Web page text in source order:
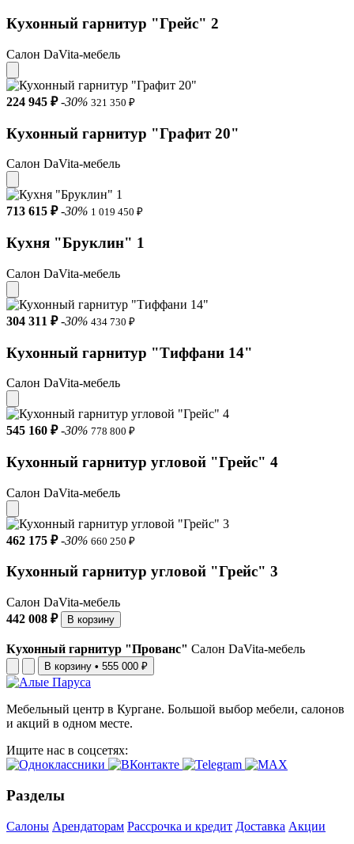
Кухонный гарнитур "Грейс" 2
Салон DaVita-мебель
224 945 ₽ -30% 321 350 ₽
Кухонный гарнитур "Графит 20"
Салон DaVita-мебель
713 615 ₽ -30% 1 019 450 ₽
Кухня "Бруклин" 1
Салон DaVita-мебель
304 311 ₽ -30% 434 730 ₽
Кухонный гарнитур "Тиффани 14"
Салон DaVita-мебель
545 160 ₽ -30% 778 800 ₽
Кухонный гарнитур угловой "Грейс" 4
Салон DaVita-мебель
462 175 ₽ -30% 660 250 ₽
Кухонный гарнитур угловой "Грейс" 3
Салон DaVita-мебель
442 008 ₽
В корзину
Кухонный гарнитур "Прованс" Салон DaVita-мебель
В корзину • 555 000 ₽
Мебельный центр в Кургане. Большой выбор мебели, салонов
и акций в одном месте.
Ищите нас в соцсетях:
Разделы
Салоны Арендаторам Рассрочка и кредит Доставка Акции